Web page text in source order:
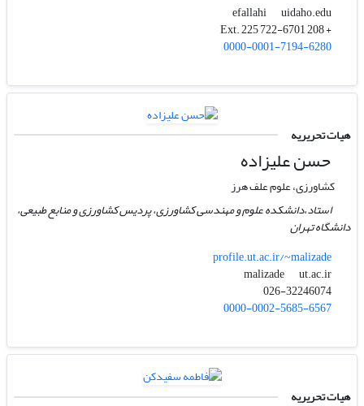
efallahi
uidaho.edu
+ 208 722-6701 Ext. 225
0000-0001-7194-6280
هیات تحریریه
حسن علیزاده
کشاورزی، علوم علف هرز
استاد،دانشکده علوم و مهندسی کشاورزی، پردیس کشاورزی و منابع طبیعی،
دانشگاه تهران
profile.ut.ac.ir/~malizade
malizade
ut.ac.ir
026-32246074
0000-0002-5685-6567
هیات تحریریه